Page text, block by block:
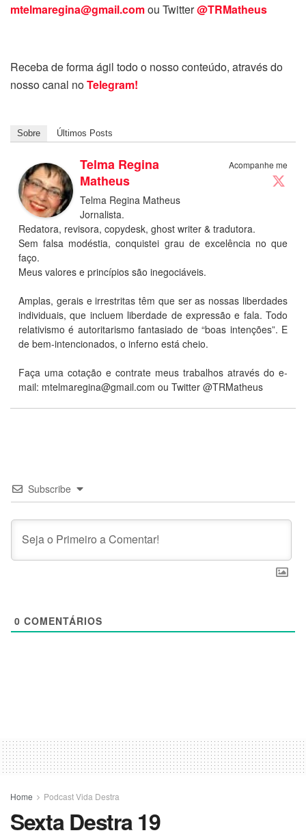
mtelmaregina@gmail.comou Twitter@TRMatheus
Receba de forma ágil todo o nosso conteúdo, através do
nosso canal noTelegram!
Sobre Últimos Posts
Acompanhe me
Telma Regina
Matheus
Telma Regina Matheus
Jornalista.
Redatora, revisora, copydesk, ghost writer & tradutora.
Sem falsa modéstia, conquistei grau de excelência no que
faço.
Meus valores e princípios são inegociáveis.
Amplas, gerais e irrestritas têm que ser as nossas liberdades
individuais, que incluem liberdade de expressão e fala. Todo
relativismo é autoritarismo fantasiado de “boas intenções”. E
de bem-intencionados, o inferno está cheio.
Faça uma cotação e contrate meus trabalhos através do e-
mail: mtelmaregina@gmail.com ou Twitter @TRMatheus
Subscribe
0 COMENTÁRIOS
Home Podcast Vida Destra
Sexta Destra 19